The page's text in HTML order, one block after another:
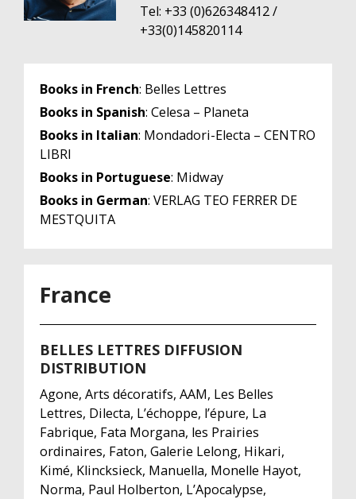
Tel: +33 (0)626348412 /
+33(0)145820114
Books in French: Belles Lettres
Books in Spanish: Celesa – Planeta
Books in Italian: Mondadori-Electa – CENTRO
LIBRI
Books in Portuguese: Midway
Books in German: VERLAG TEO FERRER DE
MESTQUITA
France
BELLES LETTRES DIFFUSION
DISTRIBUTION
Agone, Arts décoratifs, AAM, Les Belles
Lettres, Dilecta, L’échoppe, l’épure, La
Fabrique, Fata Morgana, les Prairies
ordinaires, Faton, Galerie Lelong, Hikari,
Kimé, Klincksieck, Manuella, Monelle Hayot,
Norma, Paul Holberton, L’Apocalypse,